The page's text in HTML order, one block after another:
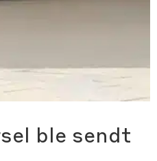
ble sendt